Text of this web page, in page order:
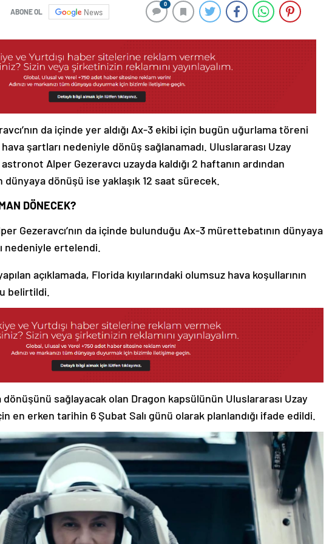
ABONE OL News
0
da içinde yer aldığı Ax-3 ekibi için bugün uğurlama töreni
şartları nedeniyle dönüş sağlanamadı. Uluslararası Uzay
Alper Gezeravcı uzayda kaldığı 2 haftanın ardından
dönüşü ise yaklaşık 12 saat sürecek.
DÖNECEK?
Gezeravcı’nın da içinde bulunduğu Ax-3 mürettebatının dünyaya
nedeniyle ertelendi.
açıklamada, Florida kıyılarındaki olumsuz hava koşullarının
belirtildi.
dönüşünü sağlayacak olan Dragon kapsülünün Uluslararası Uzay
en erken tarihin 6 Şubat Salı günü olarak planlandığı ifade edildi.